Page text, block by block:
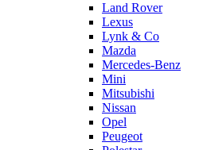
Land Rover
Lexus
Lynk & Co
Mazda
Mercedes-Benz
Mini
Mitsubishi
Nissan
Opel
Peugeot